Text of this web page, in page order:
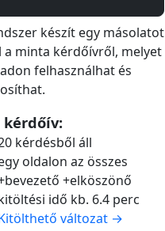
készít egy másolatot
a minta kérdőívről, melyet
felhasználhat és
kérdőív:
kérdésből áll
oldalon az összes
+elköszönő
idő kb. 6.4 perc
változat →